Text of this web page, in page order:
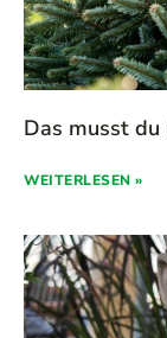
Das musst
WEITERLESEN »